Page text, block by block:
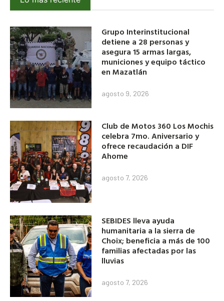
Grupo Interinstitucional
detiene a 28 personas y
asegura 15 armas largas,
municiones y equipo táctico
en Mazatlán
agosto 9, 2026
Club de Motos 360 Los Mochis
celebra 7mo. Aniversario y
ofrece recaudación a DIF
Ahome
agosto 7, 2026
SEBIDES lleva ayuda
humanitaria a la sierra de
Choix; beneficia a más de 100
familias afectadas por las
lluvias
agosto 7, 2026